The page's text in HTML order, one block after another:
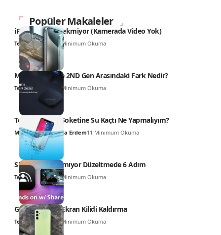
Popüler Makaleler
iPhone Video Çekmiyor (Kamerada Video Yok)
Teknoloji Haber 4 Minimum Okuma
Mi TV Box 4K ile 2ND Gen Arasındaki Fark Nedir?
Teknoloji Haber 6 Minimum Okuma
Telefonun Şarj Soketine Su Kaçtı Ne Yapmalıyım?
Muhammed Hamza Erdem11 Minimum Okuma
SharePlay Çalışmıyor Düzeltmede 6 Adım
Teknoloji Haber6 Minimum Okuma
Galaxy A34 5G Ekran Kilidi Kaldırma
Teknoloji Haber5 Minimum Okuma